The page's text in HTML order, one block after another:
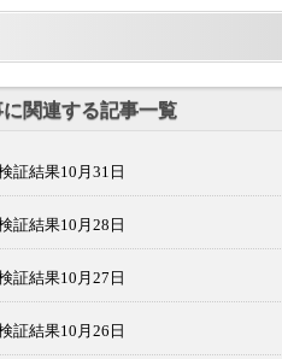
に関連する記事一覧
証結果10月31日
証結果10月28日
証結果10月27日
証結果10月26日